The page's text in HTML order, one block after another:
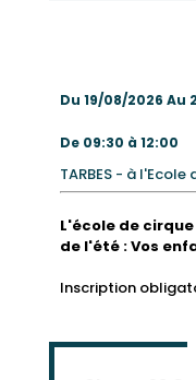
Du 19/08/2026 Au
De 09:30 à 12:00
TARBES - à
L'école de
de l'été : Vos
Inscription